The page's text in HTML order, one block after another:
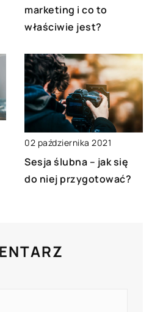
marketing i co to
właściwie jest?
02 października 2021
Sesja ślubna – jak się
do niej przygotować?